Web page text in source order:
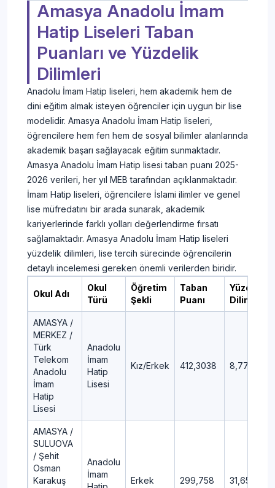
Amasya Anadolu İmam
Hatip Liseleri Taban
Puanları ve Yüzdelik
Dilimleri
Anadolu İmam Hatip liseleri, hem akademik hem de
dini eğitim almak isteyen öğrenciler için uygun bir lise
modelidir. Amasya Anadolu İmam Hatip liseleri,
öğrencilere hem fen hem de sosyal bilimler alanlarında
akademik başarı sağlayacak eğitim sunmaktadır.
Amasya Anadolu İmam Hatip lisesi taban puanı 2025-
2026 verileri, her yıl MEB tarafından açıklanmaktadır.
İmam Hatip liseleri, öğrencilere İslami ilimler ve genel
lise müfredatını bir arada sunarak, akademik
kariyerlerinde farklı yolları değerlendirme fırsatı
sağlamaktadır. Amasya Anadolu İmam Hatip liseleri
yüzdelik dilimleri, lise tercih sürecinde öğrencilerin
detaylı incelemesi gereken önemli verilerden biridir.
Okul Adı
Okul
Türü
Öğretim
Şekli
Taban
Puanı
Yüzdelik
Dilim
AMASYA /
MERKEZ /
Türk
Telekom
Anadolu
İmam
Hatip
Lisesi
Anadolu
İmam
Hatip
Lisesi
Kız/Erkek 412,3038 8,77
AMASYA /
SULUOVA
/ Şehit
Osman
Karakuş
Anadolu
İmam
Erkek 299,758 31,65